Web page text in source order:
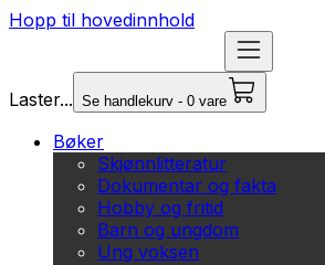
Hopp til hovedinnhold
Laster... Se handlekurv - 0 vare
Bøker
Skjønnlitteratur
Dokumentar og fakta
Hobby og fritid
Barn og ungdom
Ung voksen